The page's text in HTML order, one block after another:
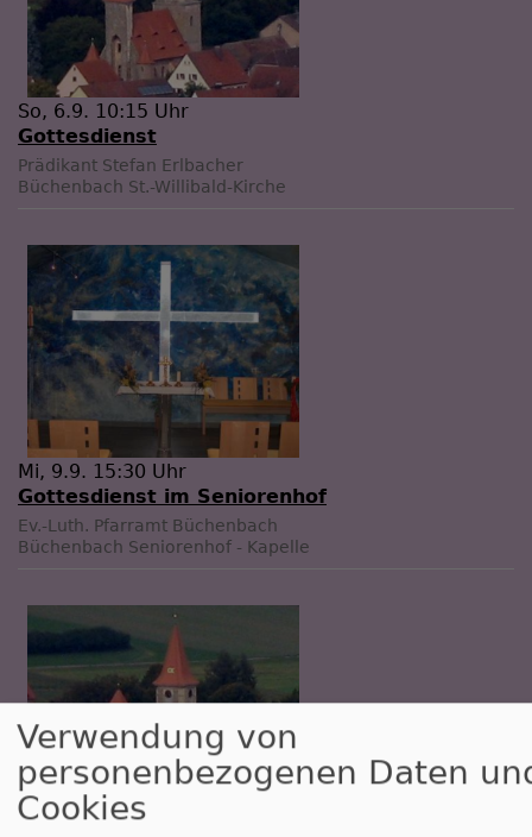
So, 6.9. 10:15 Uhr
Gottesdienst
Prädikant Stefan Erlbacher
Büchenbach St.-Willibald-Kirche
Mi, 9.9. 15:30 Uhr
Gottesdienst im Seniorenhof
Ev.-Luth. Pfarramt Büchenbach
Büchenbach Seniorenhof - Kapelle
So, 13.9. 10:15 Uhr
Verwendung von
personenbezogenen Daten
Cookies